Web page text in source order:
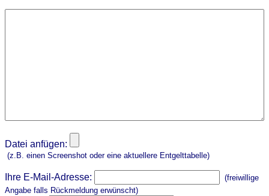
Datei anfügen:
(z.B. einen Screenshot oder eine aktuellere Entgelttabelle)
Ihre E-Mail-Adresse:
(freiwillige
Angabe falls Rückmeldung erwünscht)